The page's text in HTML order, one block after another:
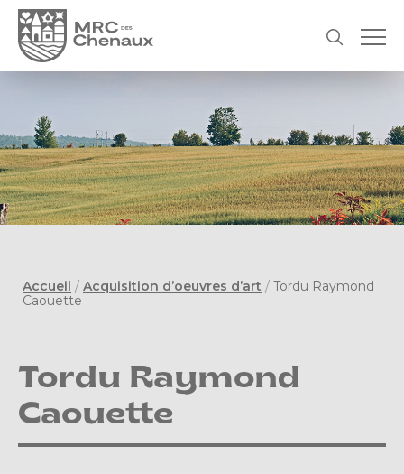
Accueil / Acquisition d’oeuvres d’art / Tordu Raymond
Caouette
Tordu Raymond
Caouette